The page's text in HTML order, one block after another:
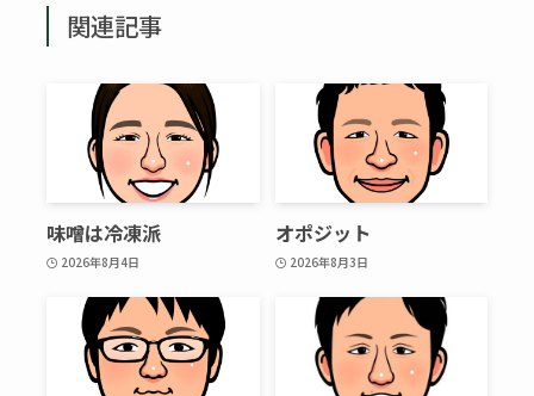
関連記事
味噌は冷凍派
2026年8月4日
オポジット
2026年8月3日